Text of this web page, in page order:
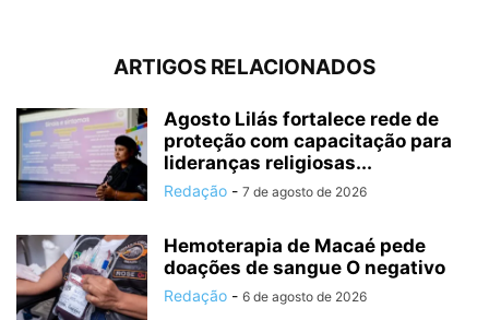
ARTIGOS RELACIONADOS
Agosto Lilás fortalece rede de
proteção com capacitação para
lideranças religiosas...
Redação - 7 de agosto de 2026
Hemoterapia de Macaé pede
doações de sangue O negativo
Redação - 6 de agosto de 2026